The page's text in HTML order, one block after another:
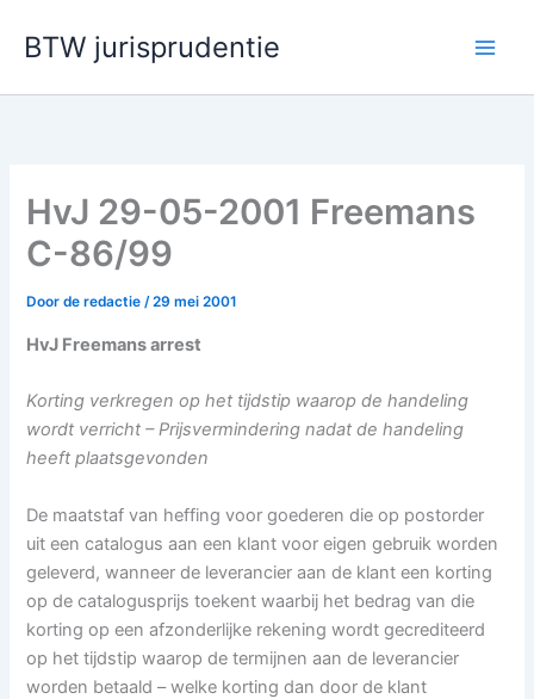
naar
inhoud
BTW jurisprudentie
HvJ 29-05-2001 Freemans
C-86/99
Doorde redactie/29 mei 2001
HvJ Freemans arrest
Korting verkregen op het tijdstip waarop de handeling
wordt verricht – Prijsvermindering nadat de handeling
heeft plaatsgevonden
De maatstaf van heffing voor goederen die op postorder
uit een catalogus aan een klant voor eigen gebruik worden
geleverd, wanneer de leverancier aan de klant een korting
op de catalogusprijs toekent waarbij het bedrag van die
korting op een afzonderlijke rekening wordt gecrediteerd
op het tijdstip waarop de termijnen aan de leverancier
worden betaald – welke korting dan door de klant